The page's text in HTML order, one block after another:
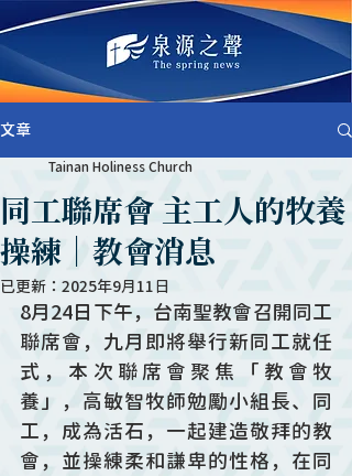
文章
同工聯席會 主工人的牧養
操練｜教會消息
Tainan Holiness Church
已更新： 2025年9月11日
8月24日下午，台南聖教會召開同工
聯席會，九月即將舉行新同工就任
式，本次聯席會聚焦「教會牧
養」，高敏智牧師勉勵小組長、同
工，成為活石，一起建造敬拜的教
會，並操練柔和謙卑的性格，在同